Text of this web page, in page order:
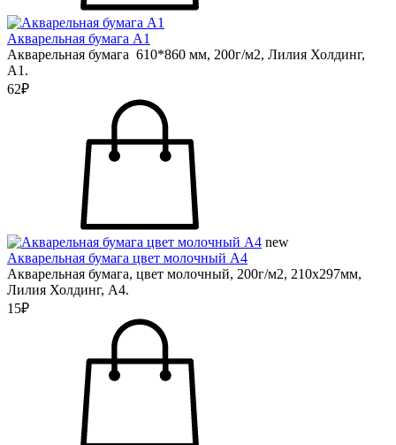
Акварельная бумага А1
Акварельная бумага 610*860 мм, 200г/м2, Лилия Холдинг,
А1.
62₽
new
Акварельная бумага цвет молочный А4
Акварельная бумага, цвет молочный, 200г/м2, 210х297мм,
Лилия Холдинг, А4.
15₽